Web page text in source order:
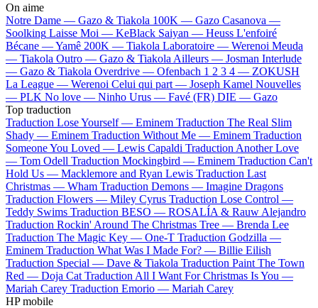
On aime
Notre Dame — Gazo & Tiakola 100K — Gazo Casanova —
Soolking Laisse Moi — KeBlack Saiyan — Heuss L'enfoiré
Bécane —Yamê 200K — Tiakola Laboratoire — Werenoi Meuda
— Tiakola Outro — Gazo & Tiakola Ailleurs — Josman Interlude
— Gazo & Tiakola Overdrive — Ofenbach 1 2 3 4 — ZOKUSH
La League — Werenoi Celui qui part — Joseph Kamel Nouvelles
— PLK No love — Ninho Urus — Favé (FR) DIE — Gazo
Top traduction
Traduction Lose Yourself — Eminem Traduction The Real Slim
Shady — Eminem Traduction Without Me — Eminem Traduction
Someone You Loved — Lewis Capaldi Traduction Another Love
— Tom Odell Traduction Mockingbird — Eminem Traduction Can't
Hold Us — Macklemore and Ryan Lewis Traduction Last
Christmas — Wham Traduction Demons — Imagine Dragons
Traduction Flowers — Miley Cyrus Traduction Lose Control —
Teddy Swims Traduction BESO — ROSALÍA & Rauw Alejandro
Traduction Rockin' Around The Christmas Tree — Brenda Lee
Traduction The Magic Key — One-T Traduction Godzilla —
Eminem Traduction What Was I Made For? — Billie Eilish
Traduction Special — Dave & Tiakola Traduction Paint The Town
Red — Doja Cat Traduction All I Want For Christmas Is You —
Mariah Carey Traduction Emorio — Mariah Carey
HP mobile